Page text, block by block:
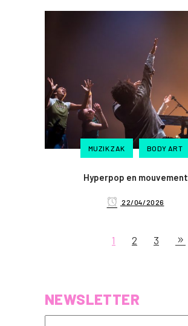
MUZIK ZAK BODY ART
Hyperpop en mouvement
22/04/2026
1 2 3
NEWSLETTER